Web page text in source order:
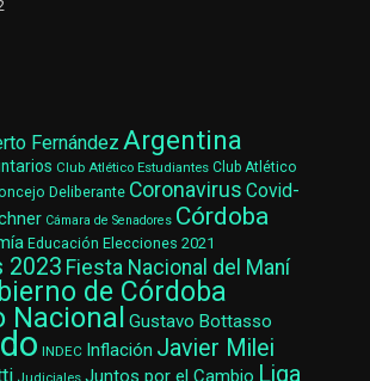
Fernández Argentina
Club Atlético Estudiantes Club Atlético
Deliberante Coronavirus Covid-
Cámara de Senadores Córdoba
Educación Elecciones 2021
2023 Fiesta Nacional del Maní
de Córdoba
Nacional Gustavo Bottasso
INDEC Inflación Javier Milei
Juntos por el Cambio Liga